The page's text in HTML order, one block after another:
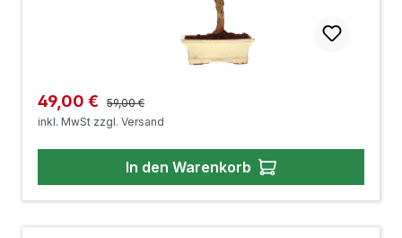
Verkaufspreis:
49,00 € Regulärer Preis:
59,00 €
inkl. MwSt zzgl. Versand
In den Warenkorb